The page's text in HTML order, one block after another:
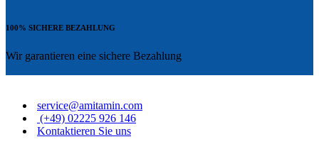
100% SICHERE BEZAHLUNG
Wir garantieren eine sichere Bezahlung
service@amitamin.com
(+49) 02225 926 146
Kontaktieren Sie uns